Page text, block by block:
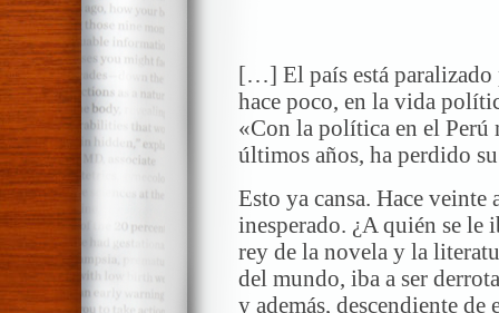
[…] El país está paralizado
hace poco, en la vida
«Con la política en el Perú
últimos años, ha perdido
Esto ya cansa. Hace
inesperado. ¿A quién se le
rey de la novela y la
del mundo, iba a ser
y además, descendiente de